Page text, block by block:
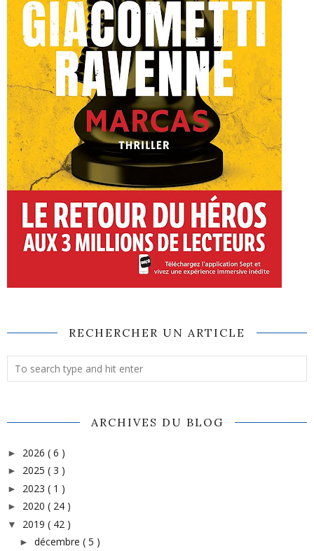
RECHERCHER UN ARTICLE
ARCHIVES DU BLOG
► 2026 ( 6 )
► 2025 ( 3 )
► 2023 ( 1 )
► 2020 ( 24 )
▼ 2019 ( 42 )
► décembre ( 5 )